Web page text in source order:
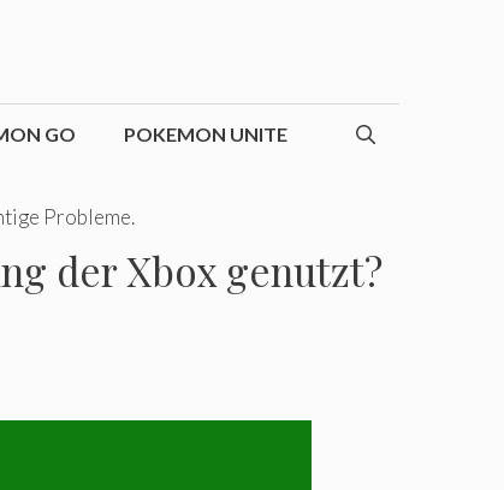
GO POKEMON UNITE
Probleme.
der Xbox genutzt?